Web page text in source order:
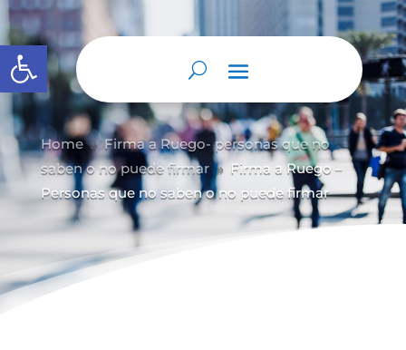
Abrir barra de herramientas
Home 9 Firma a Ruego- personas que no
saben o no puede firmar 9
Firma a Ruego –
Personas que no saben o no puede firmar